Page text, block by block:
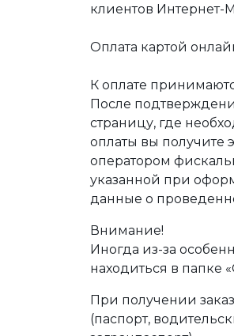
клиентов Интернет-
Оплата картой
К оплате
После
страницу, где
оплаты вы получите
оператором
указанной при
данные о
Внимание!
Иногда из-за
находиться в папке
При получении
(паспорт,